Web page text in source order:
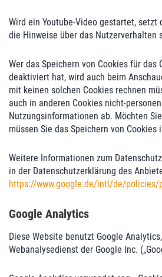
Wird ein Youtube-Video gestartet, setzt
die Hinweise über das Nutzerverhalten
Wer das Speichern von Cookies für das
deaktiviert hat, wird auch beim
mit keinen solchen Cookies rechnen
auch in anderen Cookies nicht-
Nutzungsinformationen ab. Möchten
müssen Sie das Speichern von Cookies
Weitere Informationen zum
in der Datenschutzerklärung des
https://www.google.de/intl/de/policies/
Google Analytics
Diese Website benutzt Google
Webanalysedienst der Google Inc.